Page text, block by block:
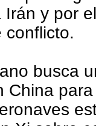
y por
conflicto.
busca
China